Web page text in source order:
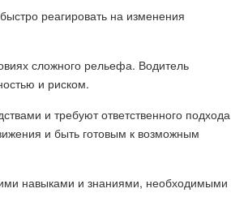
реагировать на изменения
сложного рельефа. Водитель
и риском.
и требуют ответственного подхода
и быть готовым к возможным
навыками и знаниями, необходимыми